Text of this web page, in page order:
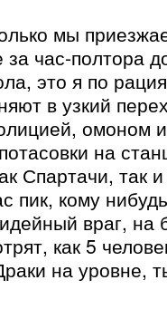
мы
за час-полтора
это я по
в узкий
омоном
на
Спартачи, так
пик, кому
враг, на
как 5
на уровне,